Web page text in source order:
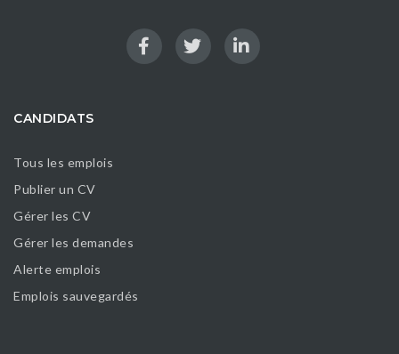
CANDIDATS
Tous les emplois
Publier un CV
Gérer les CV
Gérer les demandes
Alerte emplois
Emplois sauvegardés